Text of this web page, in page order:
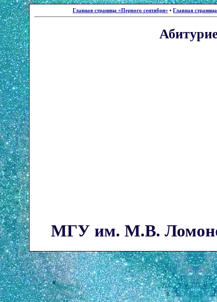
Главная страница «Первого сентября» • Главная
МГУ им. М.В.